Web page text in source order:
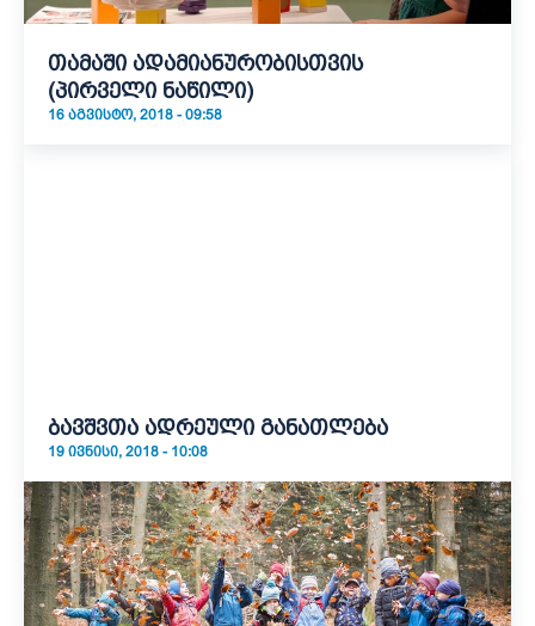
თამაში ადამიანურობისთვის
(პირველი ნაწილი)
16 ᲐᲒᲕᲘᲡᲢᲝ, 2018 - 09:58
ბავშვთა ადრეული განათლება
19 ᲘᲕᲜᲘᲡᲘ, 2018 - 10:08